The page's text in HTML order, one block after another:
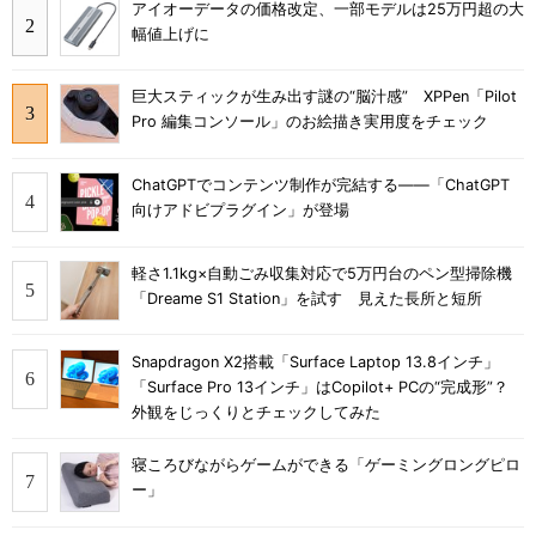
アイオーデータの価格改定、一部モデルは25万円超の大
幅値上げに
巨大スティックが生み出す謎の“脳汁感” XPPen「Pilot
Pro 編集コンソール」のお絵描き実用度をチェック
ChatGPTでコンテンツ制作が完結する――「ChatGPT
向けアドビプラグイン」が登場
軽さ1.1kg×自動ごみ収集対応で5万円台のペン型掃除機
「Dreame S1 Station」を試す 見えた長所と短所
Snapdragon X2搭載「Surface Laptop 13.8インチ」
「Surface Pro 13インチ」はCopilot+ PCの“完成形”？
外観をじっくりとチェックしてみた
寝ころびながらゲームができる「ゲーミングロングピロ
ー」